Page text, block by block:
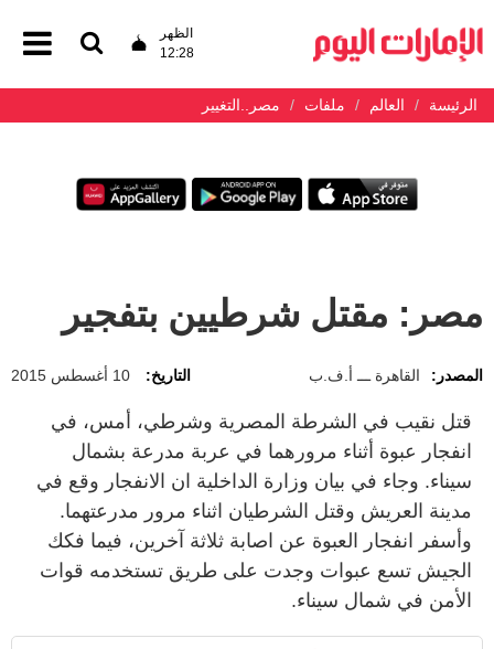
الظهر
12:28
الرئيسة العالم ملفات مصر..التغيير
مصر: مقتل شرطيين بتفجير
المصدر: القاهرة ـــ أ.ف.ب التاريخ: 10 أغسطس 2015
قتل نقيب في الشرطة المصرية وشرطي، أمس، في
انفجار عبوة أثناء مرورهما في عربة مدرعة بشمال
سيناء. وجاء في بيان وزارة الداخلية ان الانفجار وقع في
مدينة العريش وقتل الشرطيان اثناء مرور مدرعتهما.
وأسفر انفجار العبوة عن اصابة ثلاثة آخرين، فيما فكك
الجيش تسع عبوات وجدت على طريق تستخدمه قوات
الأمن في شمال سيناء.